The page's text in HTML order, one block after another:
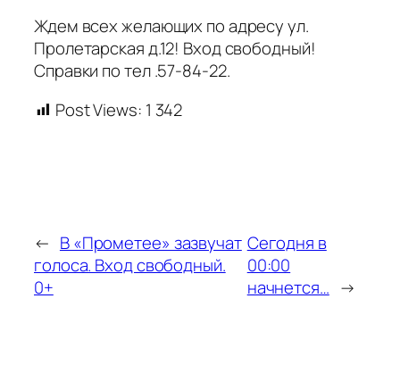
Ждем всех желающих по адресу ул.
Пролетарская д.12! Вход свободный!
Справки по тел .57-84-22.
Post Views: 1 342
← В «Прометее» зазвучат
голоса. Вход свободный.
0+
Сегодня в
00:00
начнется… →